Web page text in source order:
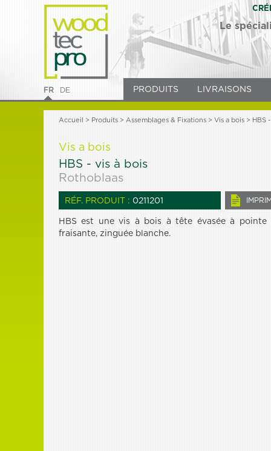
FR DE
Le
PRODUITS LIVRAISONS
Accueil > Produits> Assemblages & Fixations > Vis a bois> HBS -
Vis a bois
HBS - vis à bois
Rothoblaas
RÉF. PRODUIT : 0211201
HBS est une vis à bois à tête évasée à pointe
fraisante, zinguée blanche.